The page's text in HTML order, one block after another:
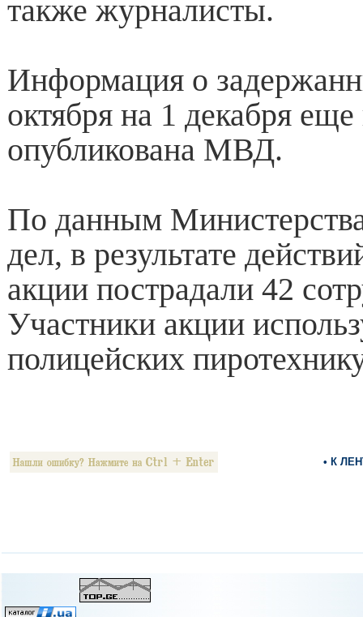
также журналисты.
Информация о
октября на 1 декабря
опубликована МВД.
По данным
дел, в результате
акции пострадали 42
Участники акции
полицейских
• К